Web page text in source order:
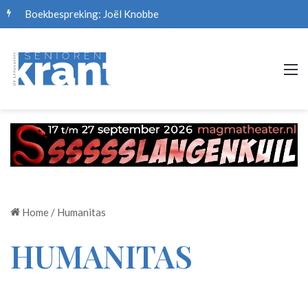
Boekbespreking: Joël Knobbe
Home / Humanitas
HUMANITAS